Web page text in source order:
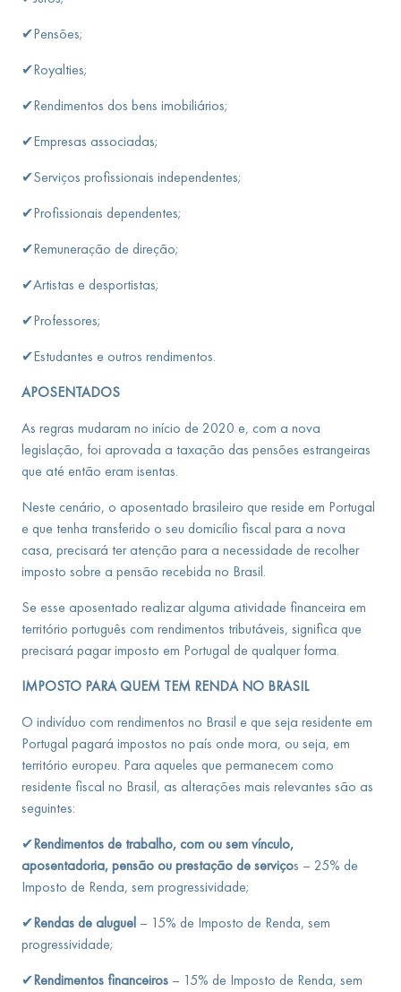
✔Pensões;
✔Royalties;
✔Rendimentos dos bens imobiliários;
✔Empresas associadas;
✔Serviços profissionais independentes;
✔Profissionais dependentes;
✔Remuneração de direção;
✔Artistas e desportistas;
✔Professores;
✔Estudantes e outros rendimentos.
APOSENTADOS
As regras mudaram no início de 2020 e, com a nova
legislação, foi aprovada a taxação das pensões estrangeiras
que até então eram isentas.
Neste cenário, o aposentado brasileiro que reside em Portugal
e que tenha transferido o seu domicílio fiscal para a nova
casa, precisará ter atenção para a necessidade de recolher
imposto sobre a pensão recebida no Brasil.
Se esse aposentado realizar alguma atividade financeira em
território português com rendimentos tributáveis, significa que
precisará pagar imposto em Portugal de qualquer forma.
IMPOSTO PARA QUEM TEM RENDA NO BRASIL
O indivíduo com rendimentos no Brasil e que seja residente em
Portugal pagará impostos no país onde mora, ou seja, em
território europeu. Para aqueles que permanecem como
residente fiscal no Brasil, as alterações mais relevantes são as
seguintes:
✔Rendimentos de trabalho, com ou sem vínculo,
aposentadoria, pensão ou prestação de serviços – 25% de
Imposto de Renda, sem progressividade;
✔Rendas de aluguel – 15% de Imposto de Renda, sem
progressividade;
✔Rendimentos financeiros – 15% de Imposto de Renda, sem